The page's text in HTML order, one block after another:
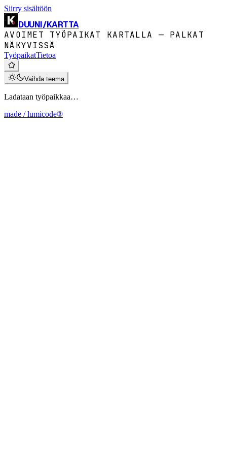
Siirry sisältöön
DUUNI/KARTTA
AVOIMET TYÖPAIKAT KARTALLA — PALKAT
NÄKYVISSÄ
TyöpaikatTietoa
Vaihda teema
Ladataan työpaikkaa…
made / lumicode®